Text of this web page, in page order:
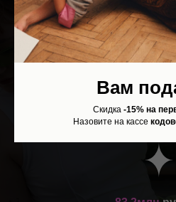
Вам
Скидка -15% на
Назовите на кассе
Мы поддерживаем
организуем и курируем
поддерживаем сборы,
подопечными НКО. Подробнее
на этой